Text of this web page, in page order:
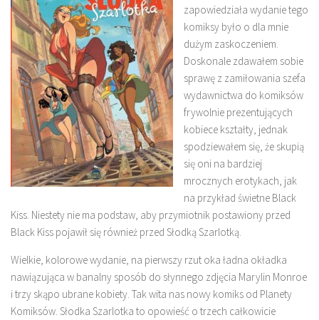
zapowiedziała wydanie tego
komiksy było o dla mnie
dużym zaskoczeniem.
Doskonale zdawałem sobie
sprawę z zamiłowania szefa
wydawnictwa do komiksów
frywolnie prezentujących
kobiece kształty, jednak
spodziewałem się, że skupią
się oni na bardziej
mrocznych erotykach, jak
na przykład świetne Black
Kiss. Niestety nie ma podstaw, aby przymiotnik postawiony przed
Black Kiss pojawił się również przed Słodką Szarlotką.
Wielkie, kolorowe wydanie, na pierwszy rzut oka ładna okładka
nawiązująca w banalny sposób do słynnego zdjęcia Marylin Monroe
i trzy skąpo ubrane kobiety. Tak wita nas nowy komiks od Planety
Komiksów. Słodka Szarlotka to opowieść o trzech całkowicie